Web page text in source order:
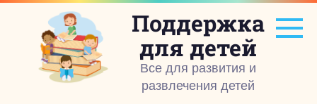
Перейти
контенту
Поддержка
для детей
Все для развития и
развлечения детей